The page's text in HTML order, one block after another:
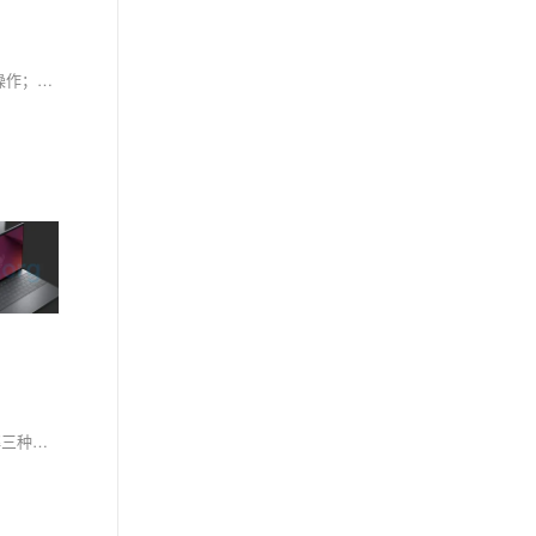
专为Windows 10 64位深度优化的OpenClaw（小龙虾）一键部署包：免命令行、免环境配置，解压即装；内置全部依赖与28万Tokens，全程可视化操作；独家解决SmartScreen拦截、权限限制等Win10特有问题，新手也能一次成功“养虾”！
数据库小学妹带你轻松入门主从复制！✅基于binlog实现主库写、从库读，支撑读写分离与高可用；🛡️保障数据安全（灾备）、提升并发能力；🔧详解三种复制模式、搭建步骤、延迟优化及避坑指南。运维进阶必备！